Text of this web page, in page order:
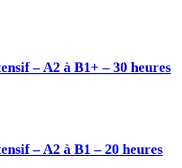
– A2 à B1+ – 30 heures
– A2 à B1 – 20 heures